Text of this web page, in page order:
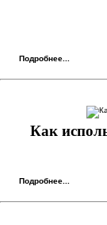
Подробнее...
Как
Подробнее...